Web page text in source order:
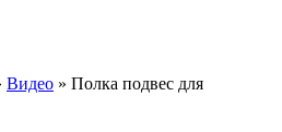
Видео » Полка подвес для